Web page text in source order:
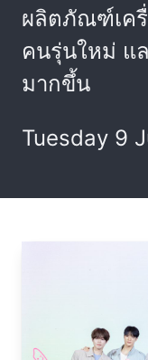
ผลิตภัณฑ์เครื่
คนรุ่นใหม่ แ
มากขึ้น
Tuesday 9